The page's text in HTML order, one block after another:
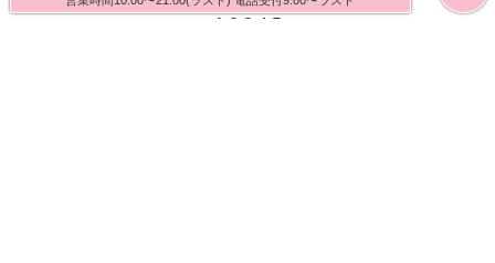
1 2 3 4 5